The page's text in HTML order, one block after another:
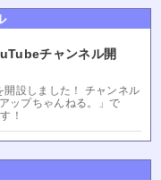
チャンネル開
設しました！ チャンネル
ップちゃんねる。」で
！